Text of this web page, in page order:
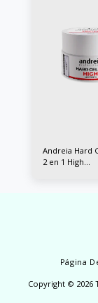
Andreia Hard
2 en 1 High
Página
Copyright © 2026